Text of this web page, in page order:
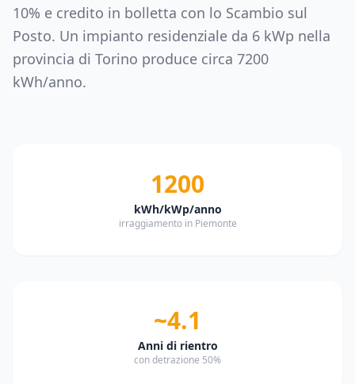
10% e credito in bolletta con lo Scambio sul
Posto. Un impianto residenziale da 6 kWp nella
provincia di Torino produce circa 7200
kWh/anno.
1200
kWh/kWp/anno
irraggiamento in Piemonte
~4.1
Anni di rientro
con detrazione 50%